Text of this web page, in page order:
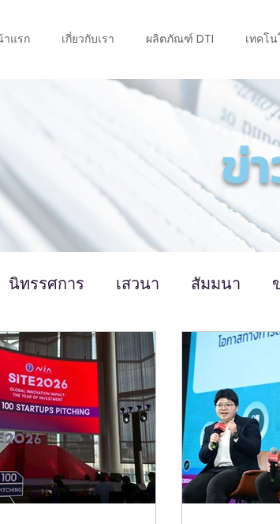
แรก เกี่ยวกับเรา ผลิตภัณฑ์ DTI เทคโ
ข่
นิทรรศการ เสวนา สัมมนา